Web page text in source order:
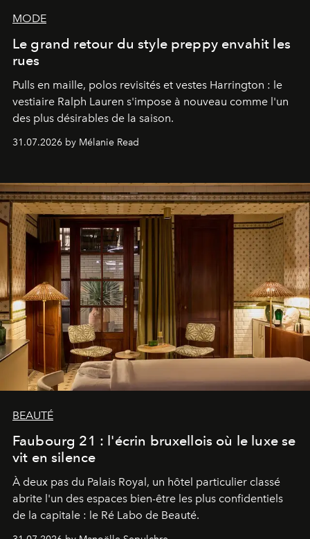
MODE
Le grand retour du style preppy envahit les
rues
Pulls en maille, polos revisités et vestes Harrington : le
vestiaire Ralph Lauren s'impose à nouveau comme l'un
des plus désirables de la saison.
31.07.2026 by Mélanie Read
BEAUTÉ
Faubourg 21 : l'écrin bruxellois où le luxe se
vit en silence
À deux pas du Palais Royal, un hôtel particulier classé
abrite l'un des espaces bien-être les plus confidentiels
de la capitale : le Ré Labo de Beauté.